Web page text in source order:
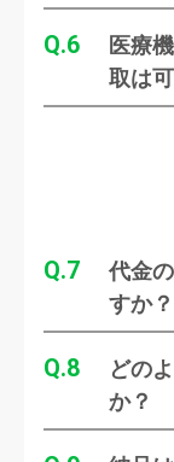
6
医療
取は
7
代金
すか？
8
どの
か？